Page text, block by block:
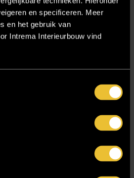
en specificeren. Meer
en het gebruik van
Intrema Interieurbouw vind